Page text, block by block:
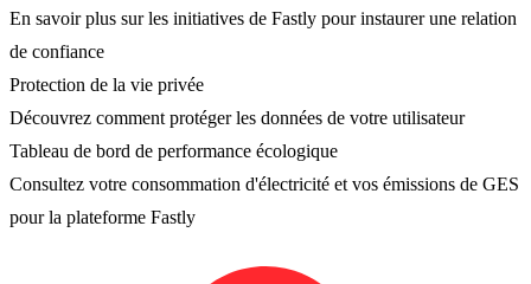
En savoir plus sur les initiatives de Fastly pour instaurer une relation
de confiance
Protection de la vie privée
Découvrez comment protéger les données de votre utilisateur
Tableau de bord de performance écologique
Consultez votre consommation d'électricité et vos émissions de GES
pour la plateforme Fastly